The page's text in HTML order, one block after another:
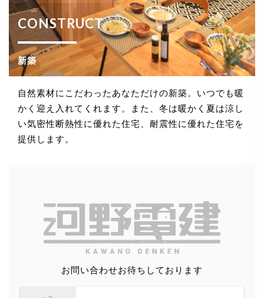
CONSTRUCT
新築
自然素材にこだわったあなただけの新築。いつでも暖
かく迎え入れてくれます。また、冬は暖かく夏は涼し
い気密性断熱性に優れた住宅、耐震性に優れた住宅を
提供します。
お問い合わせお待ちしております